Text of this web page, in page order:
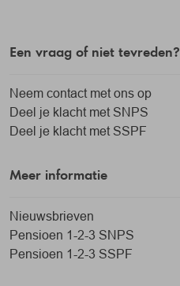
Een vraag of niet tevreden?
Neem contact met ons op
Deel je klacht met SNPS
Deel je klacht met SSPF
Meer informatie
Nieuwsbrieven
Pensioen 1-2-3 SNPS
Pensioen 1-2-3 SSPF